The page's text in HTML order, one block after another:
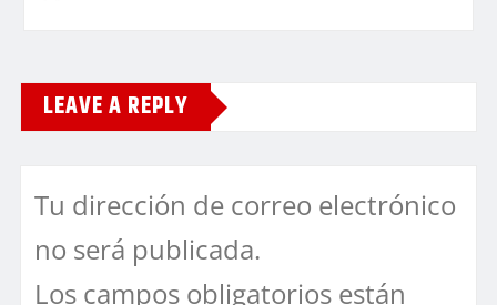
LEAVE A REPLY
Tu dirección de correo electrónico
no será publicada.
Los campos obligatorios están